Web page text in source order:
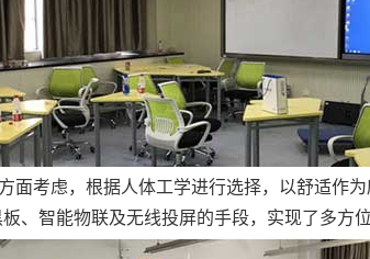
面考虑，根据人体工学进行选择，以舒适作
、智能物联及无线投屏的手段，实现了多方